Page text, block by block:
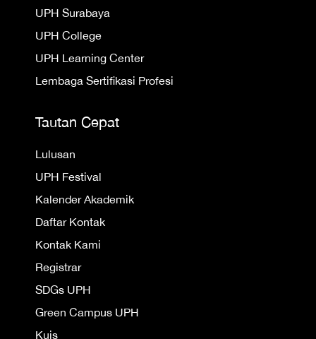
UPH Surabaya
UPH College
UPH Learning Center
Lembaga Sertifikasi Profesi
Tautan Cepat
Lulusan
UPH Festival
Kalender Akademik
Daftar Kontak
Kontak Kami
Registrar
SDGs UPH
Green Campus UPH
Kuis